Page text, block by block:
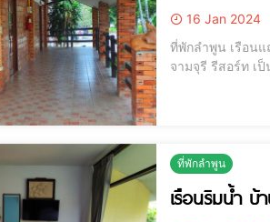
16 Jan 2024
ที่พักลำพูน เรือนแถวริมน้ำ เรือนแถวริมน้ำ ในบรรยากาศ Luxury เพียบพร้อมส่งอำนวยความส
จามจุรี รีสอร์ท เ
ที่พักลำพูน
เรือนริมน้ำ บ้